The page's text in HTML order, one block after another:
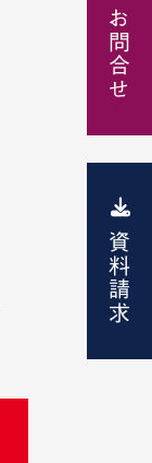
お問合せ
資料請求